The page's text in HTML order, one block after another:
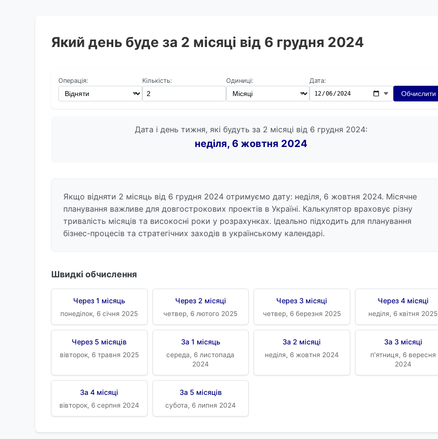
Який день буде за 2 місяці від 6 грудня 2024
Операція: Кількість: Одиниці: Дата:
Обчислити
Дата і день тижня, які будуть за 2 місяці від 6 грудня 2024:
неділя, 6 жовтня 2024
Якщо відняти 2 місяць від 6 грудня 2024 отримуємо дату: неділя, 6 жовтня 2024. Місячне
планування важливе для довгострокових проектів в Україні. Калькулятор враховує різну
тривалість місяців та високосні роки у розрахунках. Ідеально підходить для планування
бізнес-процесів та стратегічних заходів в українському календарі.
Швидкі обчислення
Через 1 місяць
понеділок, 6 січня 2025
Через 2 місяці
четвер, 6 лютого 2025
Через 3 місяці
четвер, 6 березня 2025
Через 4 місяці
неділя, 6 квітня 2025
Через 5 місяців
вівторок, 6 травня 2025
За 1 місяць
середа, 6 листопада
2024
За 2 місяці
неділя, 6 жовтня 2024
За 3 місяці
п'ятниця, 6 вересня
2024
За 4 місяці
вівторок, 6 серпня 2024
За 5 місяців
субота, 6 липня 2024